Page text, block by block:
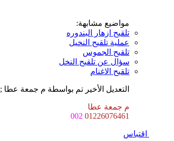
مواضيع مشابهة:
تلقيح ازهار البندوره
عملية تلقيح النخيل
تلقيح الجموس
سؤال عن تلقيح النخل
تلقيح الاغنام
التعديل الأخير تم بواسطة م جمعة عطا ; 14-04-2015 الساعة
م جمعة عطا
01226076461
002
اقتباس